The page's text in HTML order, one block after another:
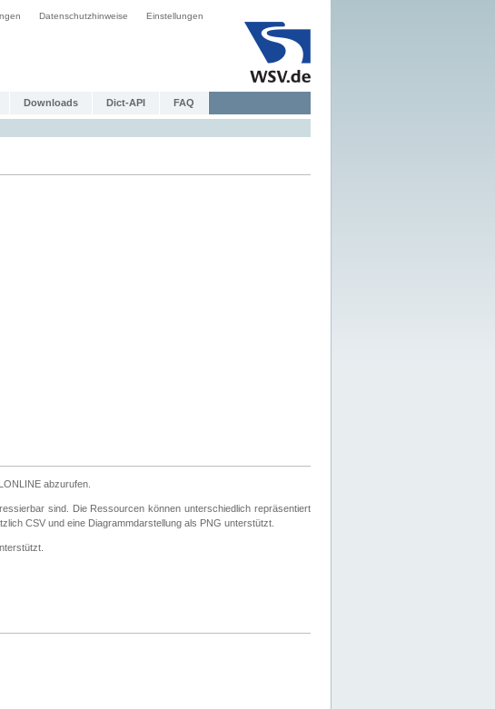
Datenschutzhinweise Einstellungen
Downloads Dict-API FAQ
abzurufen.
sind. Die Ressourcen können unterschiedlich repräsentiert
CSV und eine Diagrammdarstellung als PNG unterstützt.